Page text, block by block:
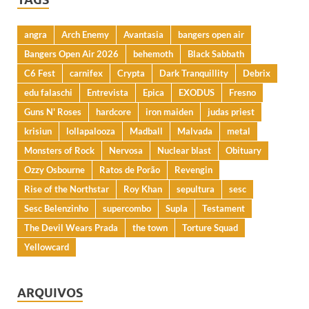
angra Arch Enemy Avantasia
bangers open air
Bangers Open Air 2026
behemoth
Black Sabbath
C6 Fest
carnifex Crypta Dark Tranquillity
Debrix
edu falaschi
Entrevista Epica EXODUS
Fresno
Guns N' Roses
hardcore iron maiden
judas priest
krisiun
lollapalooza Madball Malvada
metal
Monsters of Rock
Nervosa Nuclear blast
Obituary
Ozzy Osbourne
Ratos de Porão
Revengin
Rise of the Northstar
Roy Khan sepultura
sesc
Sesc Belenzinho
supercombo Supla
Testament
The Devil Wears Prada
the town
Torture Squad
Yellowcard
ARQUIVOS